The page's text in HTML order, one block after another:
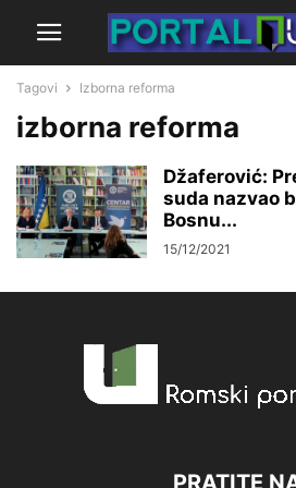
Tagovi Izborna reforma
izborna reforma
Džaferović:
suda nazvao
Bosnu...
15/12/2021
PRATITE